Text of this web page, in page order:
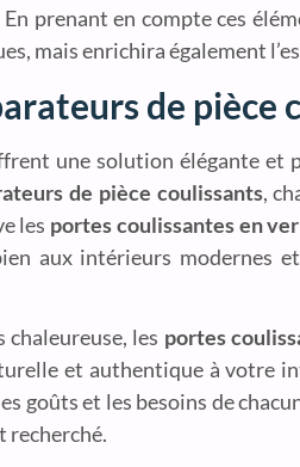
prenant en compte ces
mais enrichira également
de pièce
une solution élégante et
de pièce coulissants,
les portes coulissantes en
aux intérieurs modernes
les portes
et authentique à votre
goûts et les besoins de
recherché.